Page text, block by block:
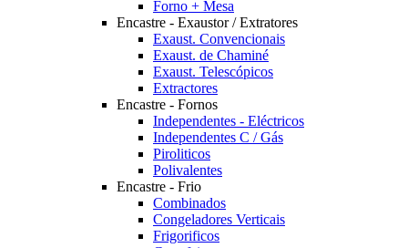
Forno + Mesa
Encastre - Exaustor / Extratores
Exaust. Convencionais
Exaust. de Chaminé
Exaust. Telescópicos
Extractores
Encastre - Fornos
Independentes - Eléctricos
Independentes C / Gás
Piroliticos
Polivalentes
Encastre - Frio
Combinados
Congeladores Verticais
Frigorificos